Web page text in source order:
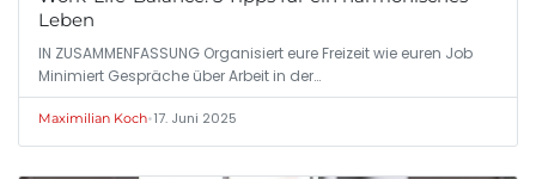
Leben
IN ZUSAMMENFASSUNG Organisiert eure Freizeit wie euren Job
Minimiert Gespräche über Arbeit in der…
Maximilian Koch•17. Juni 2025